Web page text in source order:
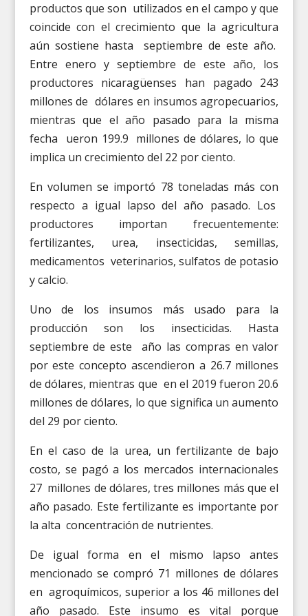
productos que son utilizados en el campo y que
coincide con el crecimiento que la agricultura
aún sostiene hasta septiembre de este año.
Entre enero y septiembre de este año, los
productores nicaragüenses han pagado 243
millones de dólares en insumos agropecuarios,
mientras que el año pasado para la misma
fecha ueron 199.9 millones de dólares, lo que
implica un crecimiento del 22 por ciento.
En volumen se importó 78 toneladas más con
respecto a igual lapso del año pasado. Los
productores importan frecuentemente:
fertilizantes, urea, insecticidas, semillas,
medicamentos veterinarios, sulfatos de potasio
y calcio.
Uno de los insumos más usado para la
producción son los insecticidas. Hasta
septiembre de este año las compras en valor
por este concepto ascendieron a 26.7 millones
de dólares, mientras que en el 2019 fueron 20.6
millones de dólares, lo que significa un aumento
del 29 por ciento.
En el caso de la urea, un fertilizante de bajo
costo, se pagó a los mercados internacionales
27 millones de dólares, tres millones más que el
año pasado. Este fertilizante es importante por
la alta concentración de nutrientes.
De igual forma en el mismo lapso antes
mencionado se compró 71 millones de dólares
en agroquímicos, superior a los 46 millones del
año pasado. Este insumo es vital porque